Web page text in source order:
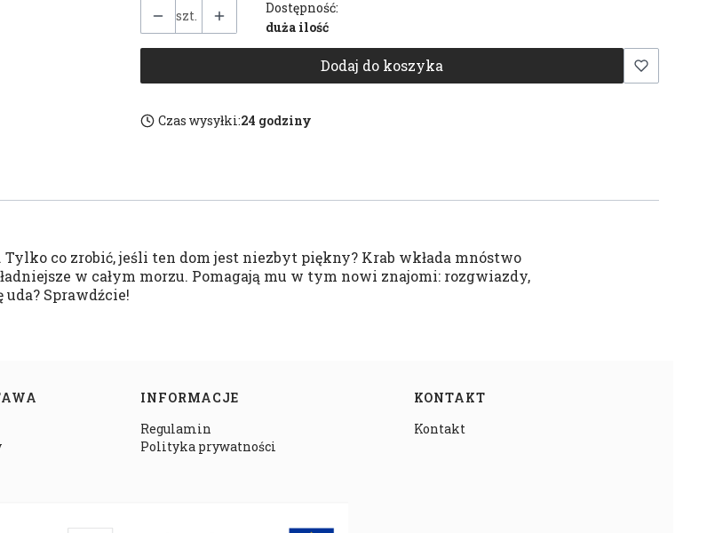
szt.
Dostępność:
duża ilość
Dodaj do koszyka
Czas wysyłki:24 godziny
co zrobić, jeśli ten dom jest niezbyt piękny? Krab wkłada mnóstwo
w całym morzu. Pomagają mu w tym nowi znajomi: rozgwiazdy,
Sprawdźcie!
INFORMACJE
Regulamin
Polityka prywatności
KONTAKT
Kontakt